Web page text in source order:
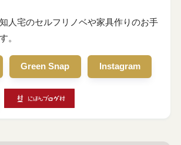
人宅のセルフリノベや家具作りのお手
。
Green Snap Instagram